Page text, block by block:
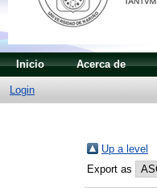
Inicio Acerca de
Login
Up a level
Export as